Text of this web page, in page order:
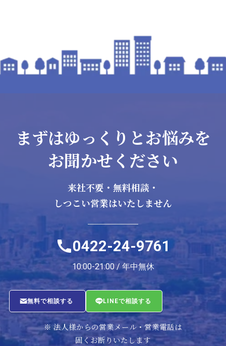
まずはゆっくりとお悩みを
お聞かせください
来社不要・無料相談・
しつこい営業はいたしません
0422-24-9761
10:00-21:00 / 年中無休
無料で相談する LINEで相談する
※ 法人様からの営業メール・営業電話は
固くお断りいたします